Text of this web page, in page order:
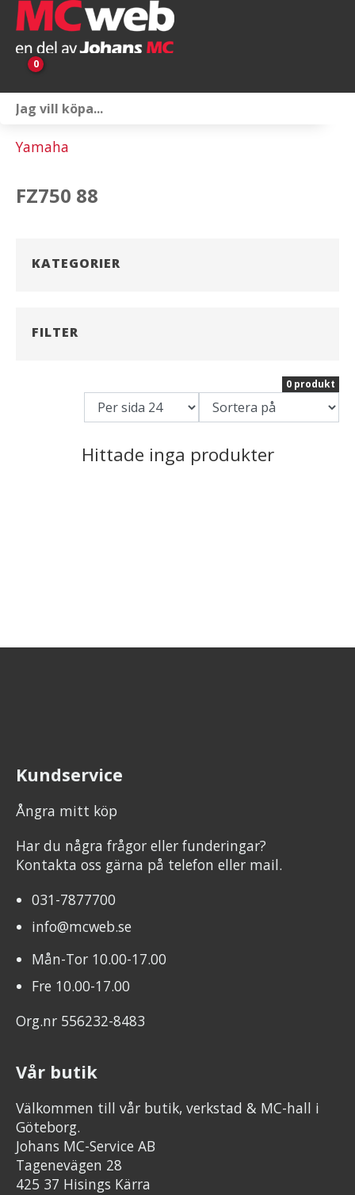
0
Yamaha
FZ750 88
KATEGORIER
FILTER
0 produkt
Hittade inga produkter
Kundservice
Ångra mitt köp
Har du några frågor eller funderingar?
Kontakta oss gärna på telefon eller mail.
031-7877700
info@mcweb.se
Mån-Tor 10.00-17.00
Fre 10.00-17.00
Org.nr 556232-8483
Vår butik
Välkommen till vår butik, verkstad & MC-hall i
Göteborg.
Johans MC-Service AB
Tagenevägen 28
425 37 Hisings Kärra